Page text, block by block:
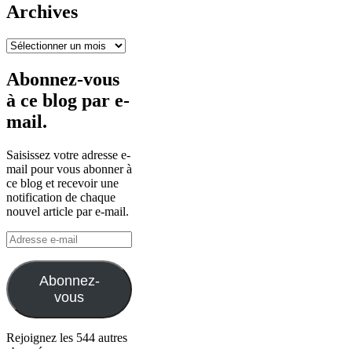
Archives
Archives
Abonnez-vous
à ce blog par e-
mail.
Saisissez votre adresse e-
mail pour vous abonner à
ce blog et recevoir une
notification de chaque
nouvel article par e-mail.
Adresse
e-
mail
Abonnez-
vous
Rejoignez les 544 autres